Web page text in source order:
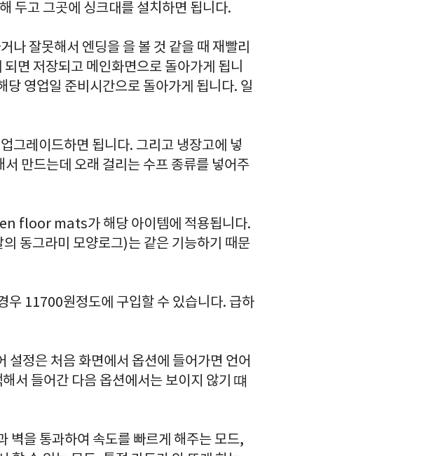
두고 그곳에 싱크대를 설치하면 됩니다.
나 잘못해서 엔딩을 을 볼 것 같을 때 재빨리
저장되고 메인화면으로 돌아가게 됩니
당 영업일 준비시간으로 돌아가게 됩니다. 일
레이드하면 됩니다. 그리고 냉장고에 넣
만드는데 오래 걸리는 수프 종류를 넣어주
floor mats가 해당 아이템에 적용됩니다.
동그라미 모양로그)는 같은 기능하기 때문
우 11700원정도에 구입할 수 있습니다. 급하
정은 처음 화면에서 옵션에 들어가면 언어
서 들어간 다음 옵션에서는 보이지 않기 떄
벽을 통과하여 속도를 빠르게 해주는 모드,